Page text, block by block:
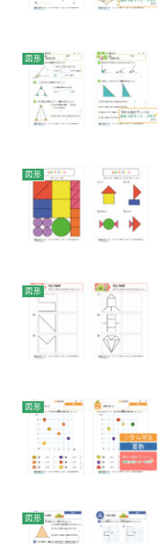
図形
図形
図形
図形
図形